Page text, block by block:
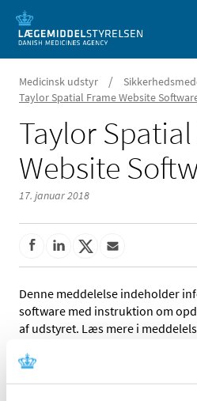
Medicinsk udstyr /
Taylor Spatial Frame Website
Taylor
Website
17. januar 2018
Denne meddelelse indeholder
software med instruktion om
af udstyret. Læs mere i
Referencer